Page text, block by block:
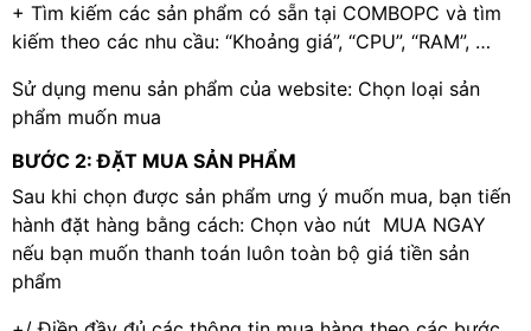
+ Tìm kiếm các sản phẩm có sẵn tại COMBOPC và tìm
kiếm theo các nhu cầu: “Khoảng giá”, “CPU”, “RAM”, …
Sử dụng menu sản phẩm của website: Chọn loại sản
phẩm muốn mua
BƯỚC 2: ĐẶT MUA SẢN PHẨM
Sau khi chọn được sản phẩm ưng ý muốn mua, bạn tiến
hành đặt hàng bằng cách: Chọn vào nút MUA NGAY
nếu bạn muốn thanh toán luôn toàn bộ giá tiền sản
phẩm